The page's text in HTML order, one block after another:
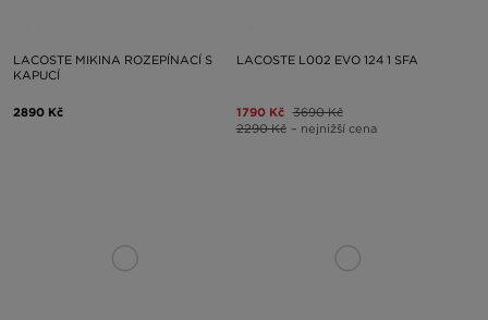
LACOSTE MIKINA ROZEPÍNACÍ S
KAPUCÍ
2890 Kč
LACOSTE L002 EVO 124 1 SFA
1790 Kč 3690 Kč
2290 Kč – nejnižší cena